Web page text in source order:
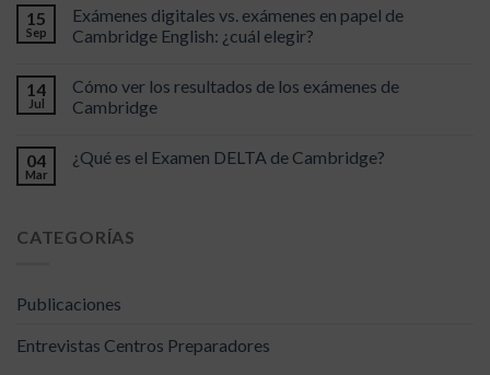
15
Sep
Exámenes digitales vs. exámenes en papel de
Cambridge English: ¿cuál elegir?
14
Jul
Cómo ver los resultados de los exámenes de
Cambridge
04
Mar
¿Qué es el Examen DELTA de Cambridge?
CATEGORÍAS
Publicaciones
Entrevistas Centros Preparadores